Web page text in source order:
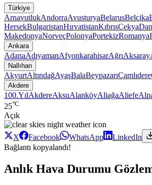
Türkiye
ArnavutlukAndorraAvusturyaBelarusBelçika
HersekBulgaristanHırvatistanKıbrısÇekya
MakedonyaNorveçPolonyaPortekizRomanya
Ankara
AdanaAdıyamanAfyonkarahisarAğrıAksaray
Nallıhan
AkyurtAltındağAyaşBalaBeypazarıÇamlıdere
Akdere
100.YılAkdereAksuAlanköyAliağaAliefe
25°C
Açık
X Facebook WhatsApp LinkedIn
Bağlantı kopyalandı!
Anlık Hava Durumu